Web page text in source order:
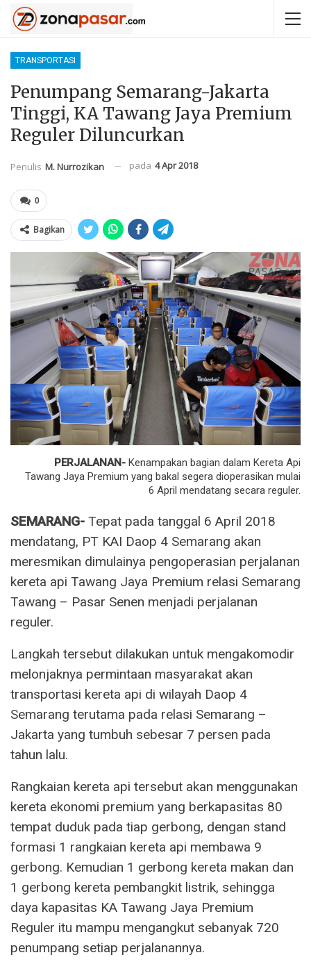
TRANSPORTASI
Penumpang Semarang-Jakarta
Tinggi, KA Tawang Jaya Premium
Reguler Diluncurkan
Penulis M. Nurrozikan pada 4 Apr 2018
0
Bagikan
PERJALANAN- Kenampakan bagian dalam Kereta Api
Tawang Jaya Premium yang bakal segera dioperasikan mulai
6 April mendatang secara reguler.
SEMARANG- Tepat pada tanggal 6 April 2018
mendatang, PT KAI Daop 4 Semarang akan
meresmikan dimulainya pengoperasian perjalanan
kereta api Tawang Jaya Premium relasi Semarang
Tawang – Pasar Senen menjadi perjalanan
reguler.
Langkah tersebut dilakukan untuk mengakomodir
melonjaknya permintaan masyarakat akan
transportasi kereta api di wilayah Daop 4
Semarang terutama pada relasi Semarang –
Jakarta yang tumbuh sebesar 7 persen pada
tahun lalu.
Rangkaian kereta api tersebut akan menggunakan
kereta ekonomi premium yang berkapasitas 80
tempat duduk pada tiap gerbong, dengan stand
formasi 1 rangkaian kereta api membawa 9
gerbong. Kemudian 1 gerbong kereta makan dan
1 gerbong kereta pembangkit listrik, sehingga
daya kapasitas KA Tawang Jaya Premium
Reguler itu mampu mengangkut sebanyak 720
penumpang setiap perjalanannya.